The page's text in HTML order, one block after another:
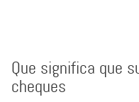
Que significa que
cheques